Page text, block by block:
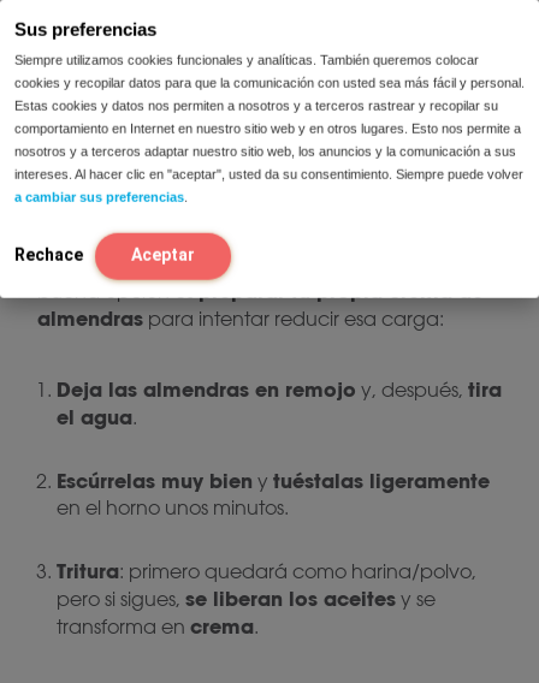
Sus preferencias
Siempre utilizamos cookies funcionales y analíticas. También queremos colocar
cookies y recopilar datos para que la comunicación con usted sea más fácil y personal.
Estas cookies y datos nos permiten a nosotros y a terceros rastrear y recopilar su
comportamiento en Internet en nuestro sitio web y en otros lugares. Esto nos permite a
nosotros y a terceros adaptar nuestro sitio web, los anuncios y la comunicación a sus
intereses. Al hacer clic en "aceptar", usted da su consentimiento. Siempre puede volver
a cambiar sus preferencias.
Rechace Aceptar
mascarpone normal y
lactasa (por ejemplo, 20 gotas), mezclar, tapar y
dejarlo en la neveratoda la nocheantes de
preparar la mousse.
Las almendras pueden ser algo más
problemáticas porque
cantidad, ya que en
GOS (galactooligosacáridos)
buena opción espreparar tu propia crema de
almendras para intentar reducir esa carga:
Deja las almendras en remojo y, después, tira
el agua.
Escúrrelas muy bien y tuéstalas ligeramente
en el horno unos minutos.
Tritura: primero quedará como harina/polvo,
pero si sigues, se liberan los aceites y se
transforma en crema.